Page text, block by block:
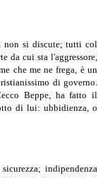
non si discute; tutti col
da cui sta l'aggressore,
che me ne frega, è un
di governo.
Beppe, ha fatto il
di lui: ubbidienza, o
indipendenza